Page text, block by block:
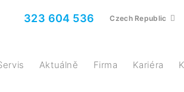
323 604 536 Czech Republic
Servis Aktuálně Firma Kariéra